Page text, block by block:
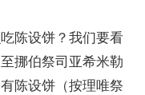
陈设饼？我们要看
挪伯祭司亚希米勒
陈设饼（按理唯祭